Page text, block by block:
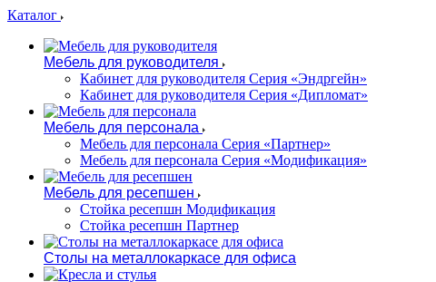
Каталог
Мебель для руководителя
Кабинет для руководителя Серия «Эндргейн»
Кабинет для руководителя Серия «Дипломат»
Мебель для персонала
Мебель для персонала Серия «Партнер»
Мебель для персонала Серия «Модификация»
Мебель для ресепшен
Стойка ресепшн Модификация
Стойка ресепшн Партнер
Столы на металлокаркасе для офиса